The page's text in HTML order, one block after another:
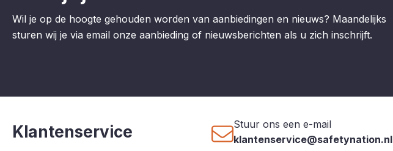
Wil je op de hoogte gehouden worden van aanbiedingen en nieuws? Maandelijks
sturen wij je via email onze aanbieding of nieuwsberichten als u zich inschrijft.
Klantenservice
Stuur ons een e-mail
klantenservice@safetynation.nl